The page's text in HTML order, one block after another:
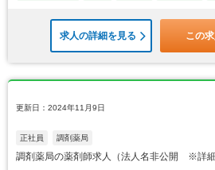
求人の詳細を見る この
更新日：2024年11月9日
正社員 調剤薬局
調剤薬局の薬剤師求人（法人名非公開 ※詳細